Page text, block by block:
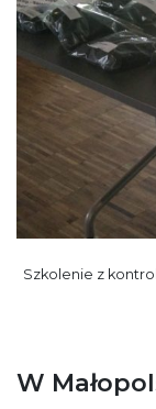
Szkolenie z
W